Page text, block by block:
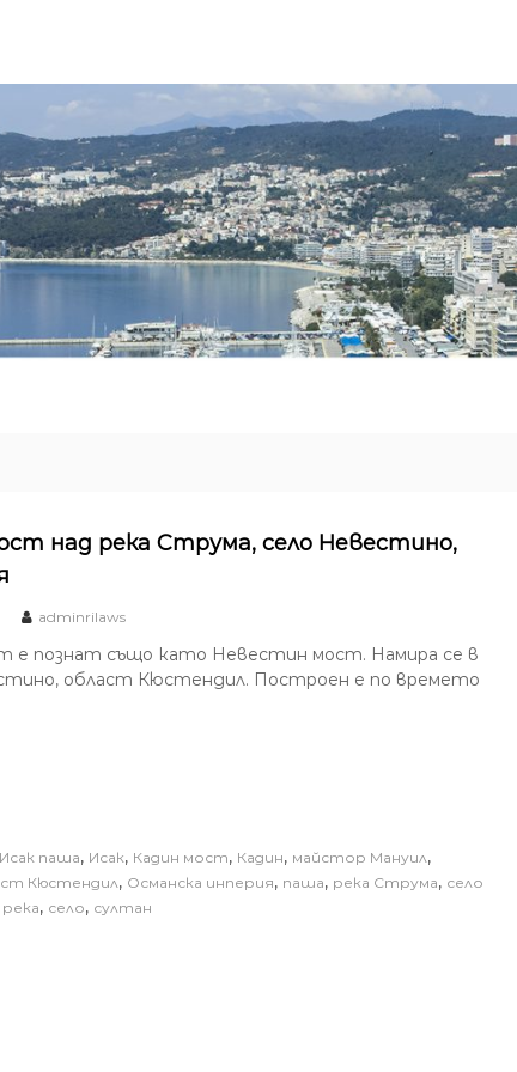
над река Струма, село Невестино,
adminrilaws
е познат също като Невестин мост. Намира се в
област Кюстендил. Построен е по времето
Исак паша, Исак, Кадин мост, Кадин, майстор Мануил,
Кюстендил, Османска инперия, паша, река Струма, село
река, село, султан